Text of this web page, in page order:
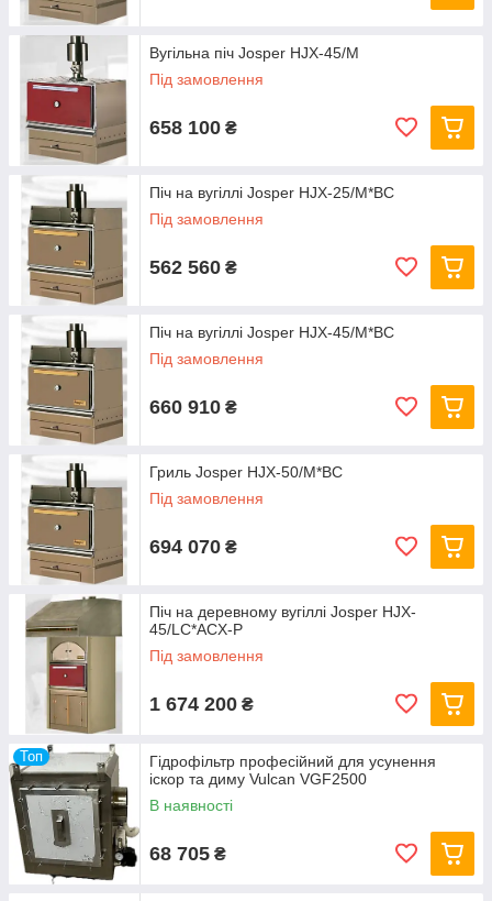
Вугільна піч Josper HJX-45/M
Під замовлення
658 100 ₴
Піч на вугіллі Josper HJX-25/M*BC
Під замовлення
562 560 ₴
Піч на вугіллі Josper HJX-45/M*BC
Під замовлення
660 910 ₴
Гриль Josper HJX-50/M*BC
Під замовлення
694 070 ₴
Піч на деревному вугіллі Josper HJX-
45/LC*ACX-P
Під замовлення
1 674 200 ₴
Топ
Гідрофільтр професійний для усунення
іскор та диму Vulcan VGF2500
В наявності
68 705 ₴